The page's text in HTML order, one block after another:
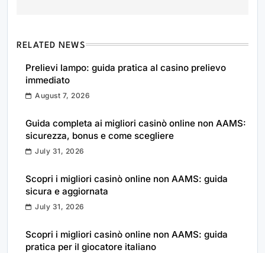
RELATED NEWS
Prelievi lampo: guida pratica al casino prelievo
immediato
August 7, 2026
Guida completa ai migliori casinò online non AAMS:
sicurezza, bonus e come scegliere
July 31, 2026
Scopri i migliori casinò online non AAMS: guida
sicura e aggiornata
July 31, 2026
Scopri i migliori casinò online non AAMS: guida
pratica per il giocatore italiano